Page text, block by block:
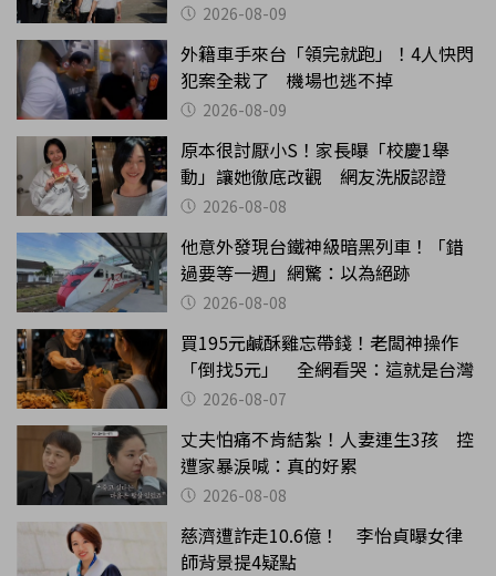
2026-08-09
外籍車手來台「領完就跑」！4人快閃
犯案全栽了 機場也逃不掉
2026-08-09
原本很討厭小S！家長曝「校慶1舉
動」讓她徹底改觀 網友洗版認證
2026-08-08
他意外發現台鐵神級暗黑列車！「錯
過要等一週」網驚：以為絕跡
2026-08-08
買195元鹹酥雞忘帶錢！老闆神操作
「倒找5元」 全網看哭：這就是台灣
2026-08-07
丈夫怕痛不肯結紮！人妻連生3孩 控
遭家暴淚喊：真的好累
2026-08-08
慈濟遭詐走10.6億！ 李怡貞曝女律
師背景提4疑點